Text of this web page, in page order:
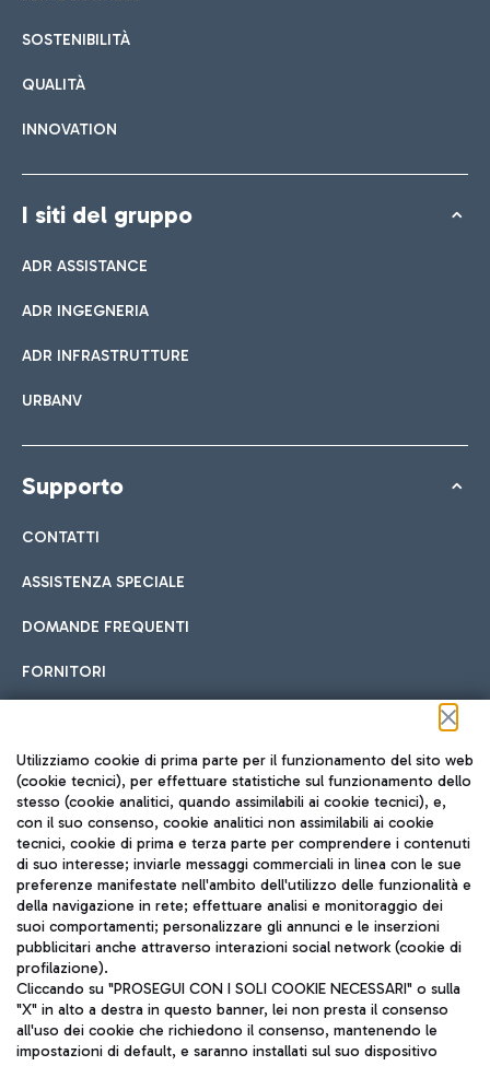
SOSTENIBILITÀ
QUALITÀ
INNOVATION
I siti del gruppo
ADR ASSISTANCE
ADR INGEGNERIA
ADR INFRASTRUTTURE
URBANV
Supporto
CONTATTI
ASSISTENZA SPECIALE
DOMANDE FREQUENTI
FORNITORI
Seguici sui social
TRAVEL JOURNAL
ITA
Utilizziamo cookie di prima parte per il funzionamento del sito web
(cookie tecnici), per effettuare statistiche sul funzionamento dello
stesso (cookie analitici, quando assimilabili ai cookie tecnici), e,
con il suo consenso, cookie analitici non assimilabili ai cookie
tecnici, cookie di prima e terza parte per comprendere i contenuti
di suo interesse; inviarle messaggi commerciali in linea con le sue
preferenze manifestate nell'ambito dell'utilizzo delle funzionalità e
della navigazione in rete; effettuare analisi e monitoraggio dei
suoi comportamenti; personalizzare gli annunci e le inserzioni
pubblicitari anche attraverso interazioni social network (cookie di
profilazione).
Cliccando su "PROSEGUI CON I SOLI COOKIE NECESSARI" o sulla
"X" in alto a destra in questo banner, lei non presta il consenso
all'uso dei cookie che richiedono il consenso, mantenendo le
impostazioni di default, e saranno installati sul suo dispositivo